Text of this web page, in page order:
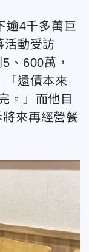
逾4千多萬巨
活動受訪
、600萬，
「還債本來
。」而他目
來再經營餐